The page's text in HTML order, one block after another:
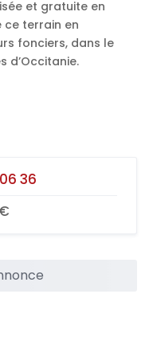
et gratuite en
ce terrain en
fonciers, dans le
d’Occitanie.
36